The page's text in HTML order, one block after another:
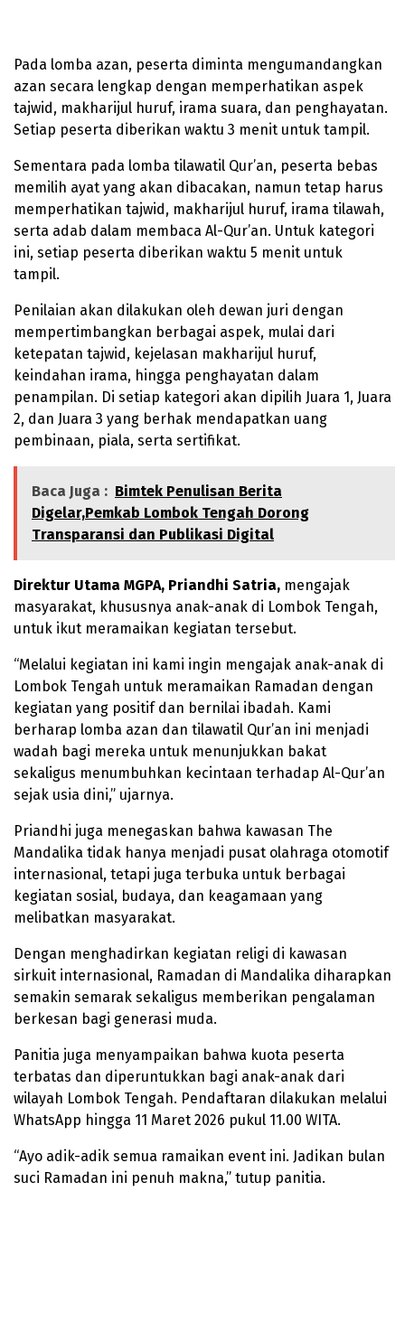
Pada lomba azan, peserta diminta mengumandangkan
azan secara lengkap dengan memperhatikan aspek
tajwid, makharijul huruf, irama suara, dan penghayatan.
Setiap peserta diberikan waktu 3 menit untuk tampil.
Sementara pada lomba tilawatil Qur’an, peserta bebas
memilih ayat yang akan dibacakan, namun tetap harus
memperhatikan tajwid, makharijul huruf, irama tilawah,
serta adab dalam membaca Al-Qur’an. Untuk kategori
ini, setiap peserta diberikan waktu 5 menit untuk
tampil.
Penilaian akan dilakukan oleh dewan juri dengan
mempertimbangkan berbagai aspek, mulai dari
ketepatan tajwid, kejelasan makharijul huruf,
keindahan irama, hingga penghayatan dalam
penampilan. Di setiap kategori akan dipilih Juara 1, Juara
2, dan Juara 3 yang berhak mendapatkan uang
pembinaan, piala, serta sertifikat.
Baca Juga : Bimtek Penulisan Berita
Digelar,Pemkab Lombok Tengah Dorong
Transparansi dan Publikasi Digital
Direktur Utama MGPA, Priandhi Satria, mengajak
masyarakat, khususnya anak-anak di Lombok Tengah,
untuk ikut meramaikan kegiatan tersebut.
“Melalui kegiatan ini kami ingin mengajak anak-anak di
Lombok Tengah untuk meramaikan Ramadan dengan
kegiatan yang positif dan bernilai ibadah. Kami
berharap lomba azan dan tilawatil Qur’an ini menjadi
wadah bagi mereka untuk menunjukkan bakat
sekaligus menumbuhkan kecintaan terhadap Al-Qur’an
sejak usia dini,” ujarnya.
Priandhi juga menegaskan bahwa kawasan The
Mandalika tidak hanya menjadi pusat olahraga otomotif
internasional, tetapi juga terbuka untuk berbagai
kegiatan sosial, budaya, dan keagamaan yang
melibatkan masyarakat.
Dengan menghadirkan kegiatan religi di kawasan
sirkuit internasional, Ramadan di Mandalika diharapkan
semakin semarak sekaligus memberikan pengalaman
berkesan bagi generasi muda.
Panitia juga menyampaikan bahwa kuota peserta
terbatas dan diperuntukkan bagi anak-anak dari
wilayah Lombok Tengah. Pendaftaran dilakukan melalui
WhatsApp hingga 11 Maret 2026 pukul 11.00 WITA.
“Ayo adik-adik semua ramaikan event ini. Jadikan bulan
suci Ramadan ini penuh makna,” tutup panitia.